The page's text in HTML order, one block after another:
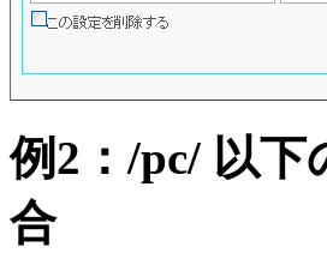
例2：/pc/ 以
合